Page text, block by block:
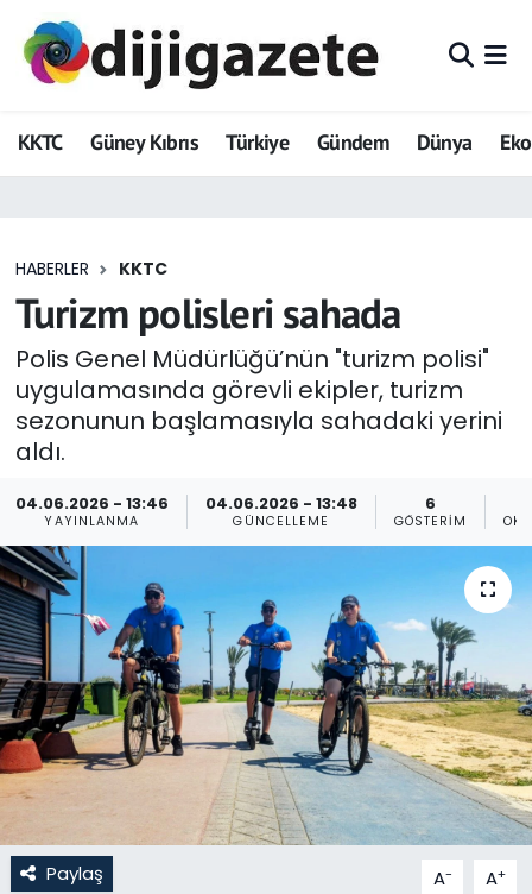
KKTC Güney Kıbrıs Türkiye Gündem Dünya
HABERLER KKTC
Turizm polisleri sahada
Polis Genel Müdürlüğü’nün "turizm polisi"
uygulamasında görevli ekipler, turizm
sezonunun başlamasıyla sahadaki yerini
aldı.
04.06.2026 - 13:46
YAYINLANMA
04.06.2026 - 13:48
GÜNCELLEME
6
GÖSTERIM
Paylaş A- A+
ADVERTORIAL
Dijigazete
Eğitim
Ekonomi
Foto Galeri
GEZİ
Güncel
Gündem
KKTC
KKTC YEREL SEÇİM 2018
Kültür Sanat
Magazin
Moda
Hava Durumu
Trafik Durumu
Tüm Manşetler
Son Dakika Haberleri
Haber Arşivi